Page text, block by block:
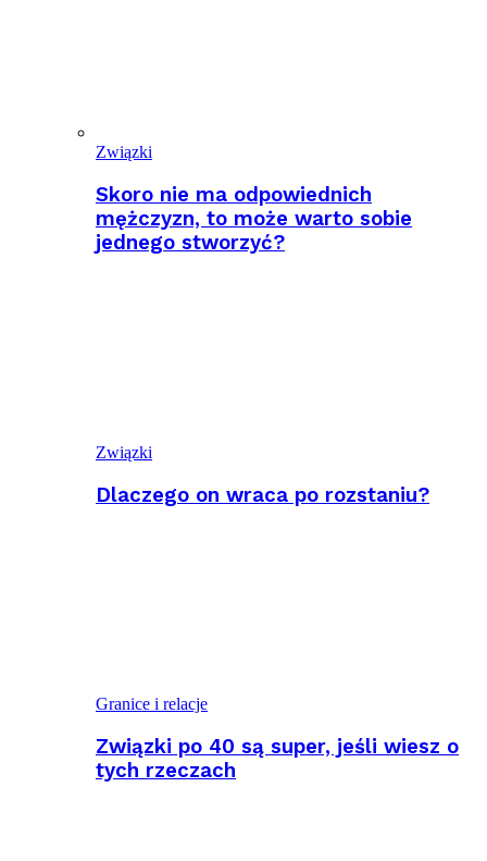
Związki
Skoro nie ma odpowiednich
mężczyzn, to może warto sobie
jednego stworzyć?
Związki
Dlaczego on wraca po rozstaniu?
Granice i relacje
Związki po 40 są super, jeśli wiesz o
tych rzeczach